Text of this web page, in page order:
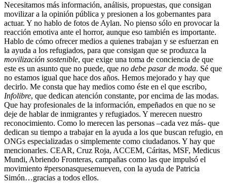
Necesitamos más información, análisis, propuestas, que consigan
movilizar a la opinión pública y presionen a los gobernantes para
actuar. Y no hablo de fotos de Aylan. No pienso sólo en provocar la
reacción emotiva ante el horror, aunque eso también es importante.
Hablo de cómo ofrecer medios a quienes trabajan y se esfuerzan en
la ayuda a los refugiados, para que consigan que se produzca la
movilización sostenible, que exige una toma de conciencia de que
este es un asunto que no puede, que no debe pasar de moda. Sé que
no estamos igual que hace dos años. Hemos mejorado y hay que
decirlo. Me consta que hay medios como éste en el que escribo,
Infolibre, que dedican atención constante, por encima de las modas.
Que hay profesionales de la información, empeñados en que no se
deje de hablar de inmigrantes y refugiados. Y merecen nuestro
reconocimiento. Como lo merecen las personas –cada vez más- que
dedican su tiempo a trabajar en la ayuda a los que buscan refugio, en
ONGs especializadas o simplemente como ciudadanos. Y hay que
mencionarles. CEAR, Cruz Roja, ACCEM, Cáritas, MSF, Medicus
Mundi, Abriendo Fronteras, campañas como las que impulsó el
movimiento #personasquesemueven, con la ayuda de Patricia
Simón…gracias a todos ellos.